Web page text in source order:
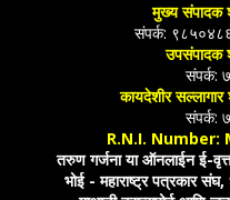
मुख्य संपादक
संपर्क:
उपसंपादक
संपर्क:
कायदेशीर
संपर्क:
R.N.I. Number:
तरुण गर्जना या ऑनलाईन ई-
भोई - महाराष्ट्र पत्रकार संघ,